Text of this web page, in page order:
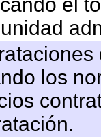
los